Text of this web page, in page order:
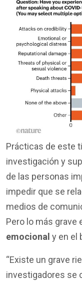
Prácticas de este
investigación y
de las personas
impedir que se
medios de
Pero lo más grave
emocional y en el
“Existe un grave
investigadores se